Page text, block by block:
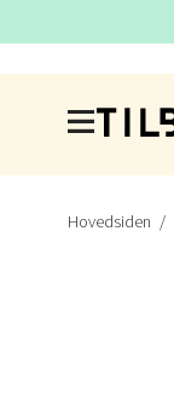
Hovedsiden